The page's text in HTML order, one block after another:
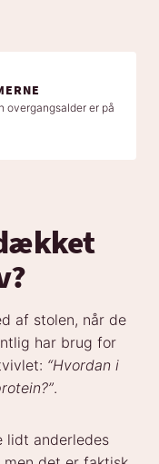
overgangsalder er på
af stolen, når de
har brug for
“Hvordan i
.
lidt anderledes